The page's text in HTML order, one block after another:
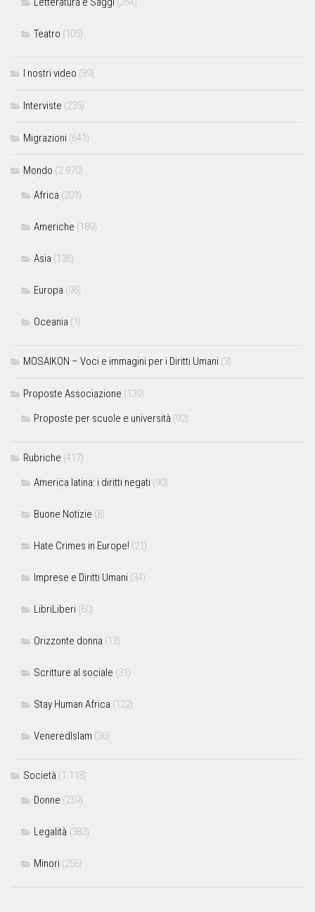
Teatro (105)
I nostri video (89)
Interviste (235)
Migrazioni (641)
Mondo (2.970)
Africa (201)
Americhe (189)
Asia (136)
Europa (96)
Oceania (1)
MOSAIKON – Voci e immagini per i Diritti Umani (3)
Proposte Associazione (139)
Proposte per scuole e università (92)
Rubriche (417)
America latina: i diritti negati (90)
Buone Notizie (8)
Hate Crimes in Europe! (21)
Imprese e Diritti Umani (34)
LibriLiberi (60)
Orizzonte donna (13)
Scritture al sociale (31)
Stay Human Africa (122)
VeneredIslam (36)
Società (1.118)
Donne (259)
Legalità (383)
Minori (256)